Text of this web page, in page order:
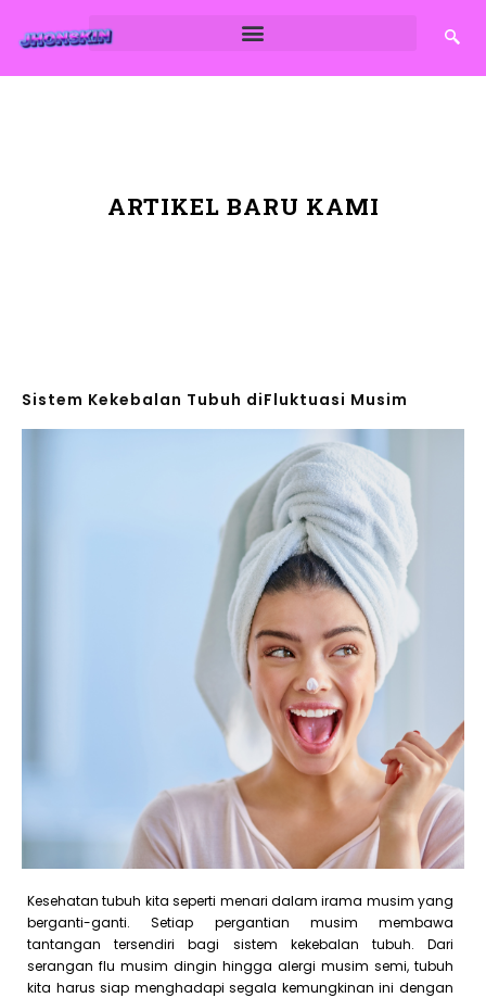
ARTIKEL BARU KAMI
Sistem Kekebalan Tubuh diFluktuasi Musim
Kesehatan tubuh kita seperti menari dalam irama musim yang
berganti-ganti. Setiap pergantian musim membawa
tantangan tersendiri bagi sistem kekebalan tubuh. Dari
serangan flu musim dingin hingga alergi musim semi, tubuh
kita harus siap menghadapi segala kemungkinan ini dengan